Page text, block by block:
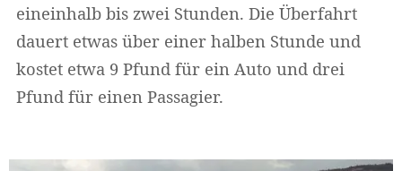
eineinhalb bis zwei Stunden. Die Überfahrt
dauert etwas über einer halben Stunde und
kostet etwa 9 Pfund für ein Auto und drei
Pfund für einen Passagier.